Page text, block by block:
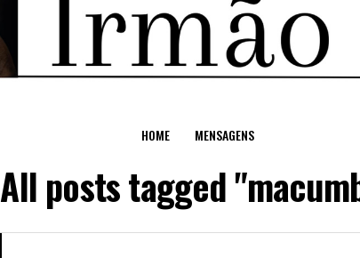
HOME MENSAGENS
All posts tagged